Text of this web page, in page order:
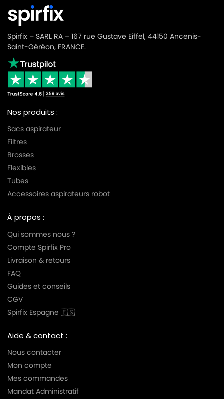
Spirfix – SARL RA – 167 rue Gustave Eiffel, 44150 Ancenis-
Saint-Géréon, FRANCE.
Nos produits :
Sacs aspirateur
Filtres
Brosses
Flexibles
Tubes
Accessoires aspirateurs robot
À propos :
Qui sommes nous ?
Compte Spirfix Pro
Livraison & retours
FAQ
Guides et conseils
CGV
Spirfix Espagne 🇪🇸
Aide & contact :
Nous contacter
Mon compte
Mes commandes
Mandat Administratif